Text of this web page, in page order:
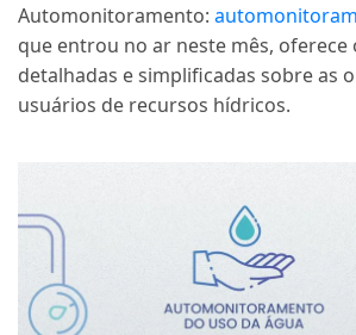
Automonitoramento:
que entrou no ar neste mês, oferece
detalhadas e simplificadas sobre as
usuários de recursos hídricos.